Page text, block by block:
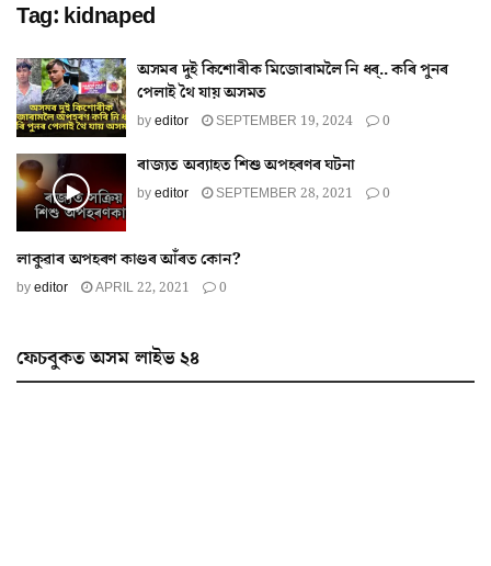
Tag: kidnaped
অসমৰ দুই কিশোৰীক মিজোৰামলৈ নি ধৰ্.. কৰি পুনৰ
পেলাই থৈ যায় অসমত
byeditor SEPTEMBER 19, 2024 0
ৰাজ্যত অব্যাহত শিশু অপহৰণৰ ঘটনা
byeditor SEPTEMBER 28, 2021 0
লাকুৱাৰ অপহৰণ কাণ্ডৰ আঁৰত কোন?
byeditor APRIL 22, 2021 0
ফেচবুকত অসম লাইভ ২৪